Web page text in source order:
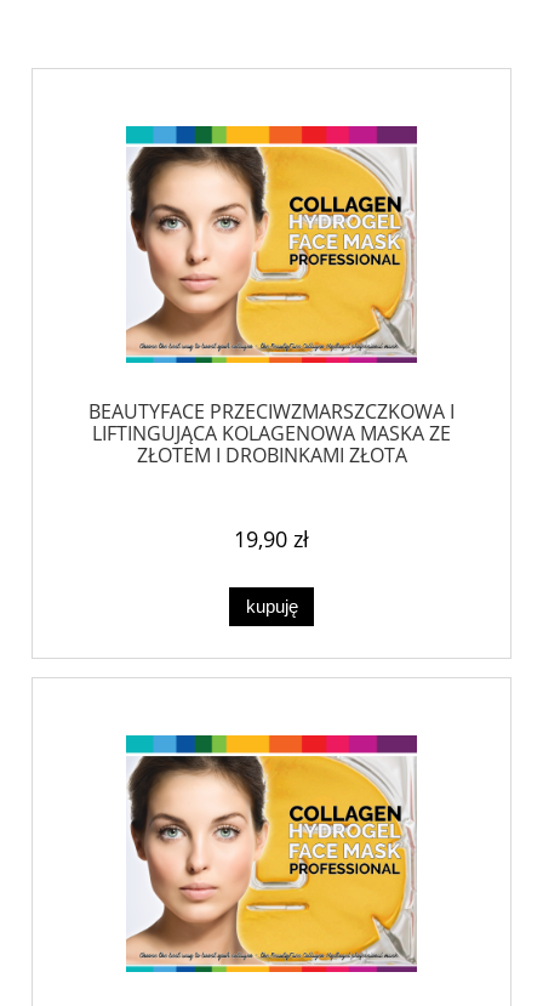
BEAUTYFACE PRZECIWZMARSZCZKOWA I
LIFTINGUJĄCA KOLAGENOWA MASKA ZE
ZŁOTEM I DROBINKAMI ZŁOTA
19,90 zł
kupuję